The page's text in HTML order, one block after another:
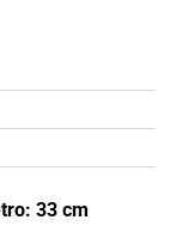
33 cm